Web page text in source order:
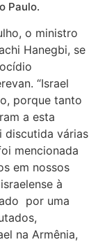
Paulo.
o ministro
Hanegbi, se
“Israel
porque tanto
a esta
discutida várias
mencionada
em nossos
à
por uma
na Armênia,